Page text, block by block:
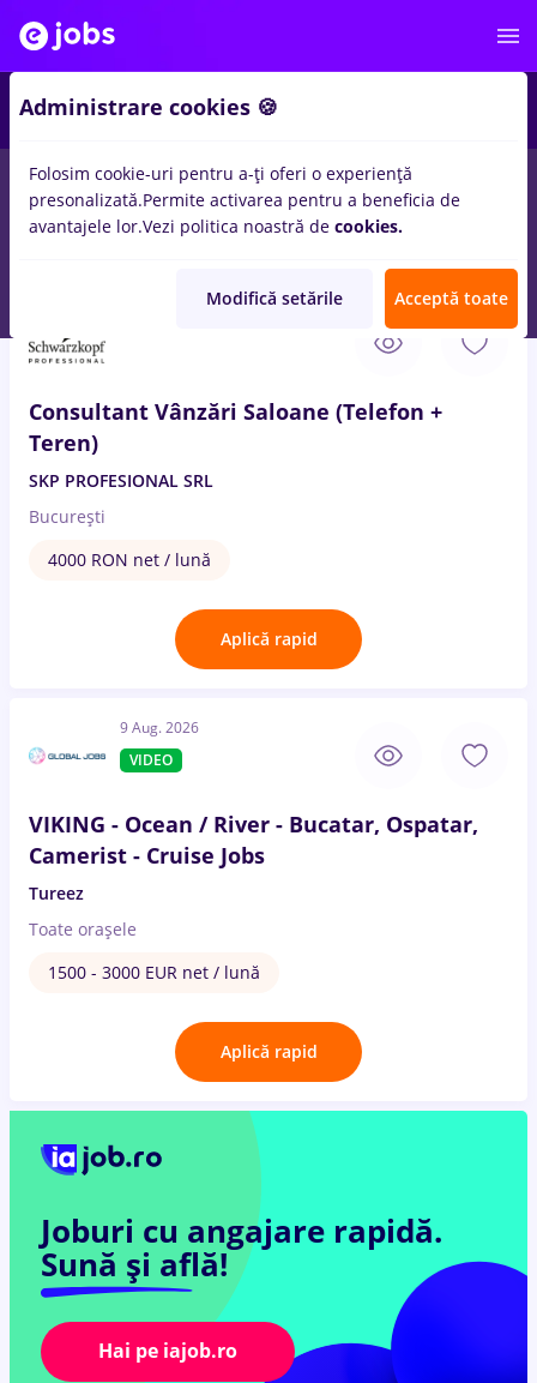
Full time Part time Fără experiență Entry-Level
Consultant Vânzări Saloane (Telefon +
Teren)
SKP PROFESIONAL SRL
București
4000 RON net / lună
Aplică rapid
9 Aug. 2026
VIDEO
VIKING - Ocean / River - Bucatar, Ospatar,
Camerist - Cruise Jobs
Tureez
Toate oraşele
1500 - 3000 EUR net / lună
Aplică rapid
Joburi cu angajare rapidă.
Sună și află!
Hai pe iajob.ro
Administrare cookies 🍪
Folosim cookie-uri pentru a-ți oferi o experiență
presonalizată.Permite activarea pentru a beneficia de
avantajele lor.Vezi politica noastră de cookies.
Modifică setările Acceptă toate